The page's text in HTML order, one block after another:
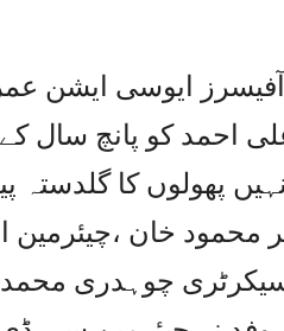
ایوسی ایشن
احمد کو پانچ سال کے
پھولوں کا
محمود خان
چوہدری